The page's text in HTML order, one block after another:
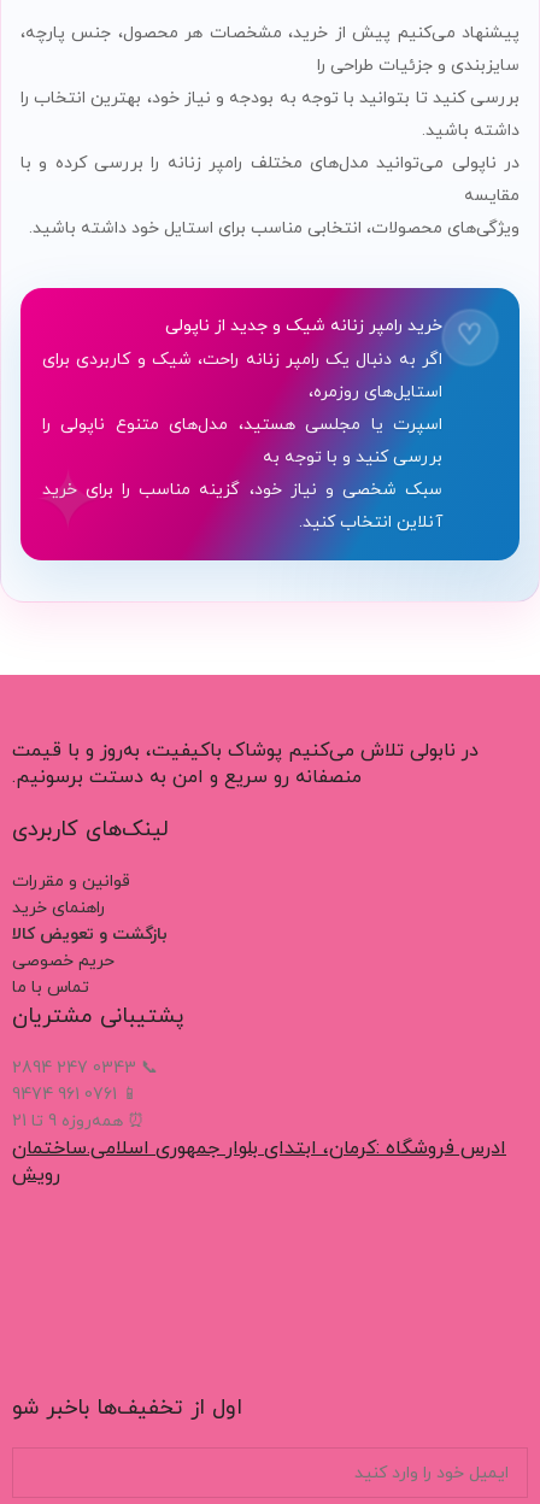
پیشنهاد می‌کنیم پیش از خرید، مشخصات هر محصول، جنس پارچه،
سایزبندی و جزئیات طراحی را
بررسی کنید تا بتوانید با توجه به بودجه و نیاز خود، بهترین انتخاب را
داشته باشید.
در ناپولی می‌توانید مدل‌های مختلف رامپر زنانه را بررسی کرده و با
مقایسه
ویژگی‌های محصولات، انتخابی مناسب برای استایل خود داشته باشید.
♡
خرید رامپر زنانه شیک و جدید از ناپولی
اگر به دنبال یک رامپر زنانه راحت، شیک و کاربردی برای
استایل‌های روزمره،
اسپرت یا مجلسی هستید، مدل‌های متنوع ناپولی را
بررسی کنید و با توجه به
سبک شخصی و نیاز خود، گزینه مناسب را برای خرید
آنلاین انتخاب کنید.
✦
در نابولی تلاش می‌کنیم پوشاک باکیفیت، به‌روز و با قیمت
منصفانه رو سریع و امن به دستت برسونیم.
لینک‌های کاربردی
قوانین و مقررات
راهنمای خرید
بازگشت و تعویض کالا
حریم خصوصی
تماس با ما
پشتیبانی مشتریان
📞 0343 247 2894
📱 0761 961 9474
⏰ همه‌روزه 9 تا 21
ادرس فروشگاه :کرمان، ابتدای بلوار جمهوری اسلامی.ساختمان
رویش
اول از تخفیف‌ها باخبر شو